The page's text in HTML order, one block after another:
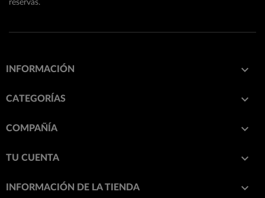
reservas.
INFORMACIÓN 
CATEGORÍAS 
COMPAÑÍA 
TU CUENTA 
INFORMACIÓN DE LA TIENDA keyboard_arrow_down